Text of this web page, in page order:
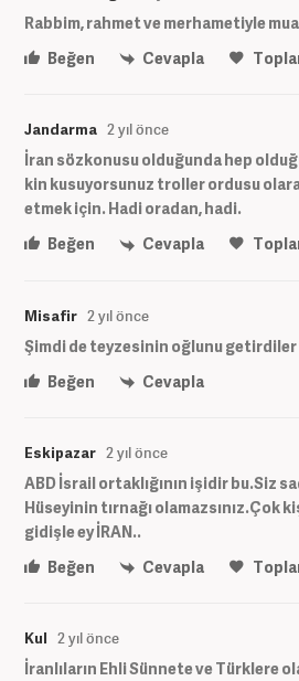
Rabbim, rahmet ve merhametiyle
Beğen
Cevapla
Jandarma 2 yıl önce
İran sözkonusu olduğunda hep
kin kusuyorsunuz troller ordusu
etmek için. Hadi oradan, hadi.
Beğen
Cevapla
Misafir 2 yıl önce
Şimdi de teyzesinin oğlunu getirdiler
Beğen
Cevapla
Eskipazar 2 yıl önce
ABD İsrail ortaklığının işidir bu.Siz
Hüseyinin tırnağı olamazsınız.Çok
gidişle ey İRAN..
Beğen
Cevapla
Kul 2 yıl önce
İranlıların Ehli Sünnete ve Türklere